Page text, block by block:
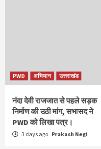
PWD अभियान उत्तराखंड
नंदा देवी राजजात से पहले सड़क
निर्माण की उठी मांग, सभासद ने
PWD को लिखा पत्र।
3 days ago Prakash Negi